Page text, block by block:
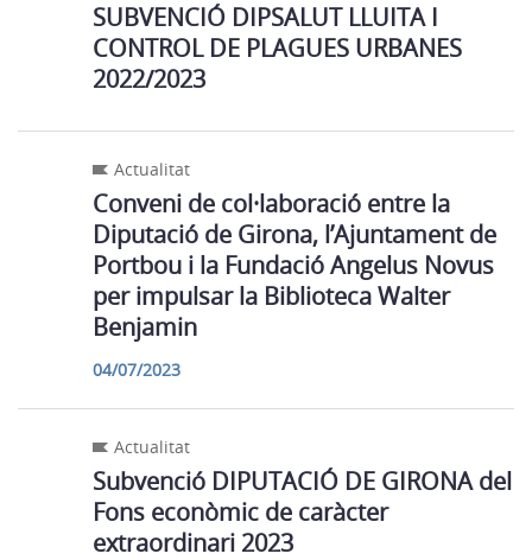
SUBVENCIÓ DIPSALUT LLUITA I
CONTROL DE PLAGUES URBANES
2022/2023
Actualitat
Conveni de col·laboració entre la
Diputació de Girona, l’Ajuntament de
Portbou i la Fundació Angelus Novus
per impulsar la Biblioteca Walter
Benjamin
04/07/2023
Actualitat
Subvenció DIPUTACIÓ DE GIRONA del
Fons econòmic de caràcter
extraordinari 2023